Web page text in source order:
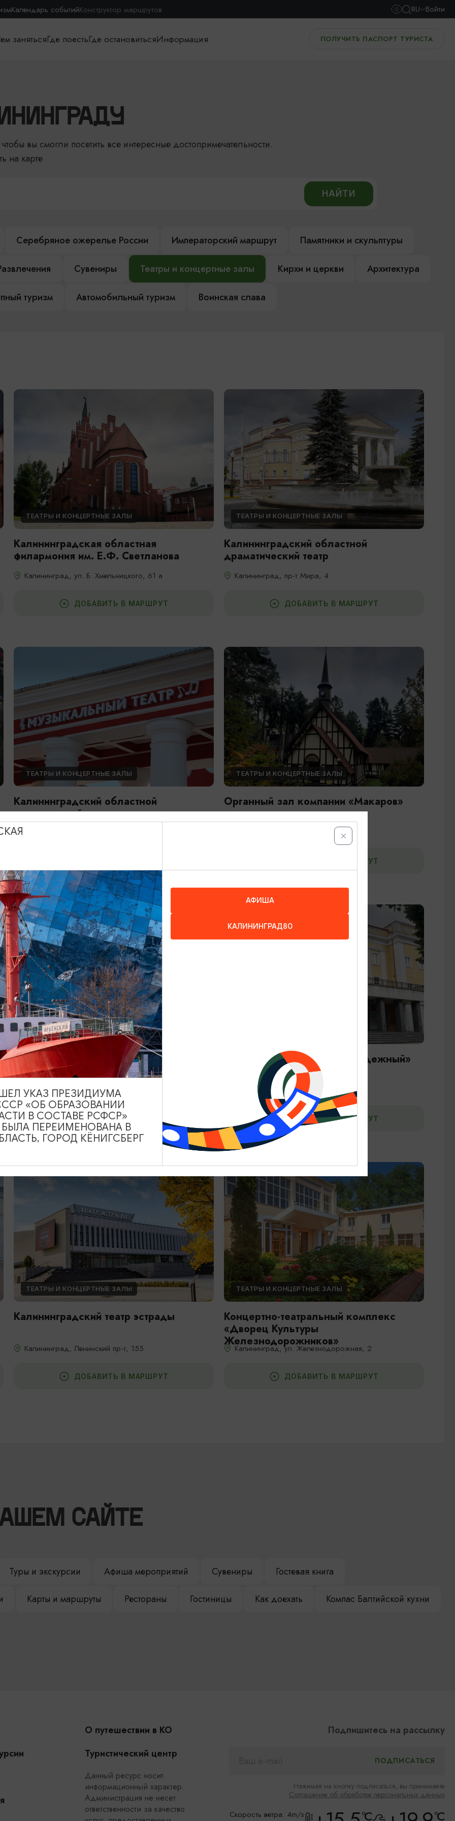
Календарь событийКонструктор маршрутов RU Войти
занятьсяГде поестьГде остановитьсяИнформация ПОЛУЧИТЬ ПАСПОРТ ТУРИСТА
вы смогли посетить все интересные достопримечательности.
на карте
Серебряное ожерелье России Императорский маршрут Памятники и скульптуры
Сувениры Театры и концертные залы Кирхи и церкви Архитектура
туризм Автомобильный туризм Воинская слава
ТЕАТРЫ И КОНЦЕРТНЫЕ ЗАЛЫ
Калининградская областная
филармония им. Е.Ф. Светланова
Калининград, ул. Б. Хмельницкого, 61 а
ДОБАВИТЬ В МАРШРУТ
ТЕАТРЫ И КОНЦЕРТНЫЕ ЗАЛЫ
Калининградский областной
драматический театр
Калининград, пр-т Мира, 4
ДОБАВИТЬ В МАРШРУТ
ТЕАТРЫ И КОНЦЕРТНЫЕ ЗАЛЫ
Калининградский областной
музыкальный театр
ТЕАТРЫ И КОНЦЕРТНЫЕ ЗАЛЫ
Органный зал компании «Макаров»
Светлогорск, ул. Курортная, 3
ДОБАВИТЬ В МАРШРУТ
ТЕАТРЫ И КОНЦЕРТНЫЕ ЗАЛЫ
Театр Николая Захарова «Содружество
Актёров»
Калининград, ул. Глазунова, 9
ДОБАВИТЬ В МАРШРУТ
Театр юного зрителя «Молодежный»
Советск, ул. Театральная, 5
ДОБАВИТЬ В МАРШРУТ
ТЕАТРЫ И КОНЦЕРТНЫЕ ЗАЛЫ
Калининградский театр эстрады
Калининград, Ленинский пр-т, 155
ДОБАВИТЬ В МАРШРУТ
ТЕАТРЫ И КОНЦЕРТНЫЕ ЗАЛЫ
Концертно-театральный комплекс
«Дворец Культуры
Железнодорожников»
Калининград, ул. Железнодорожная, 2
ДОБАВИТЬ В МАРШРУТ
САЙТЕ
Туры и экскурсии Афиша мероприятий Сувениры Гостевая книга
Карты и маршруты Рестораны Гостиницы Как доехать Компас Балтийской кухни
О путешествии в КО
Туристический центр
Данный ресурс носит
информационный характер.
Администрация не несет
ответственности за качество
Подпишитесь на рассылку
Нажимая на кнопку подписаться, вы принимаете
Соглашение об обработке персональных данных
Скорость ветра: 4m/s
°C °C
АФИША
КАЛИНИНГРАД80
УКАЗ ПРЕЗИДИУМА
«ОБ ОБРАЗОВАНИИ
В СОСТАВЕ РСФСР»
ПЕРЕИМЕНОВАНА В
ГОРОД КЁНИГСБЕРГ